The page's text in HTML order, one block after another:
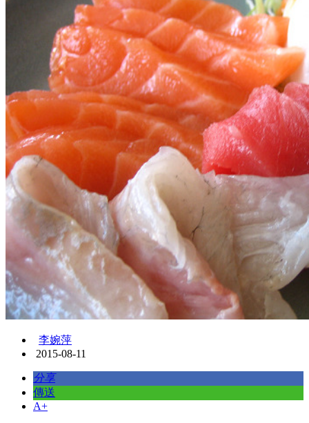
李婉萍
2015-08-11
分享
傳送
A+